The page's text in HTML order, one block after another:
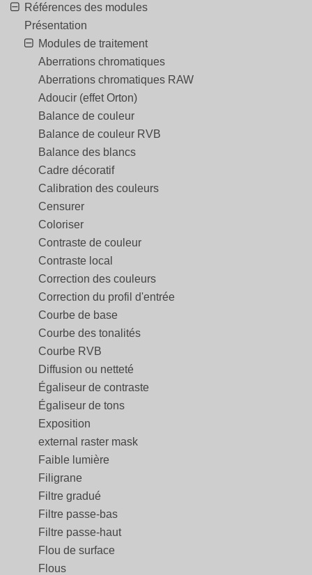
Références des modules
Présentation
Modules de traitement
Aberrations chromatiques
Aberrations chromatiques RAW
Adoucir (effet Orton)
Balance de couleur
Balance de couleur RVB
Balance des blancs
Cadre décoratif
Calibration des couleurs
Censurer
Coloriser
Contraste de couleur
Contraste local
Correction des couleurs
Correction du profil d'entrée
Courbe de base
Courbe des tonalités
Courbe RVB
Diffusion ou netteté
Égaliseur de contraste
Égaliseur de tons
Exposition
external raster mask
Faible lumière
Filigrane
Filtre gradué
Filtre passe-bas
Filtre passe-haut
Flou de surface
Flous